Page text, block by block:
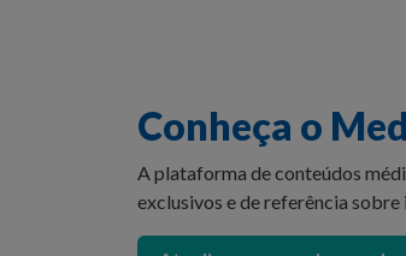
Conheça o
A plataforma de conteúdos
exclusivos e de referência sobre